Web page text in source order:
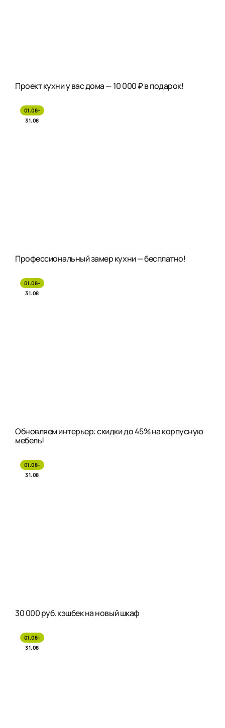
Проект кухни у вас дома — 10 000 ₽ в подарок!
01.08-
31.08
Профессиональный замер кухни — бесплатно!
01.08-
31.08
Обновляем интерьер: скидки до 45% на корпусную
мебель!
01.08-
31.08
30 000 руб. кэшбек на новый шкаф
01.08-
31.08